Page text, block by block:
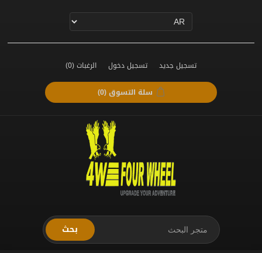
تسجيل جديد تسجيل دخول الرغبات(0)
سلة التسوق(0)
بحث